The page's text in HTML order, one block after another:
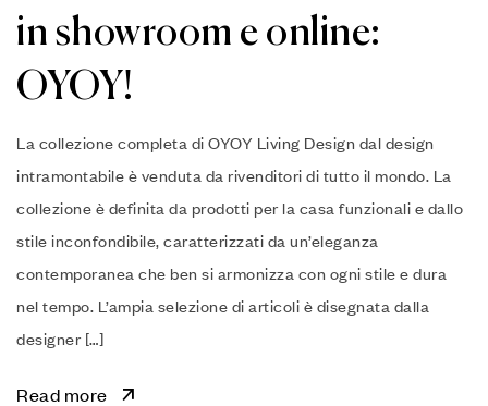
in showroom e online:
OYOY!
La collezione completa di OYOY Living Design dal design
intramontabile è venduta da rivenditori di tutto il mondo. La
collezione è definita da prodotti per la casa funzionali e dallo
stile inconfondibile, caratterizzati da un’eleganza
contemporanea che ben si armonizza con ogni stile e dura
nel tempo. L’ampia selezione di articoli è disegnata dalla
designer […]
Read more